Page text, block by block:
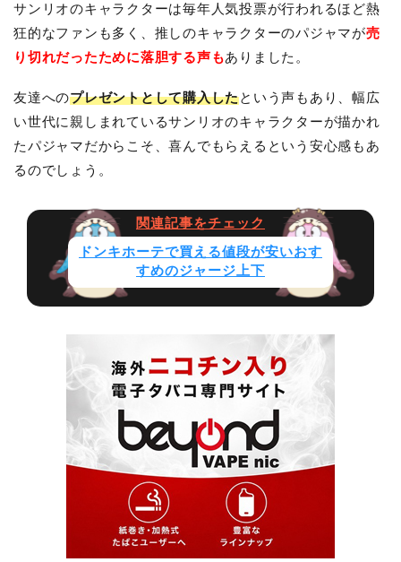
サンリオのキャラクターは毎年人気投票が行われるほど熱
狂的なファンも多く、推しのキャラクターのパジャマが売
り切れだったために落胆する声もありました。
友達へのプレゼントとして購入したという声もあり、幅広
い世代に親しまれているサンリオのキャラクターが描かれ
たパジャマだからこそ、喜んでもらえるという安心感もあ
るのでしょう。
ドンキホーテで買える値段が安いおす
すめのジャージ上下